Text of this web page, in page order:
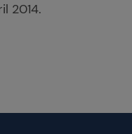
2014.